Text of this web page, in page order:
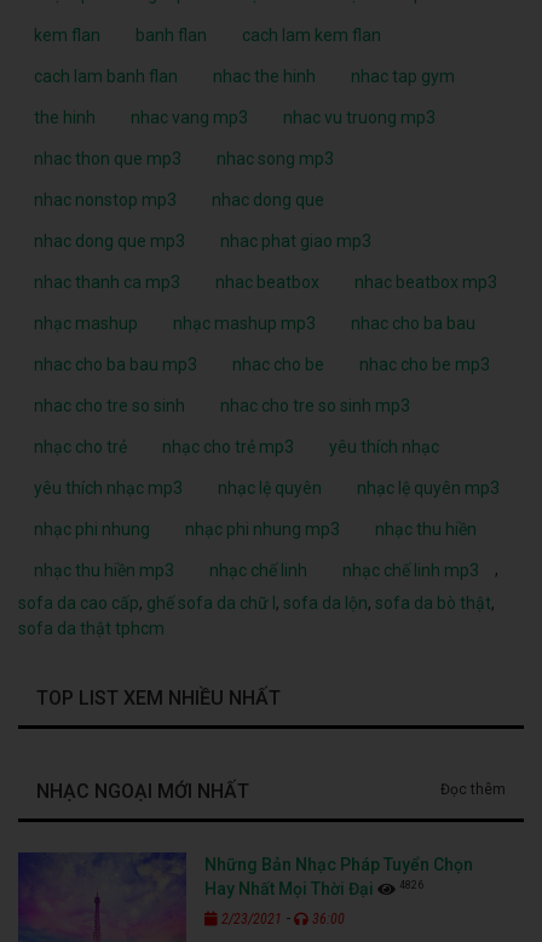
kem flan banh flan cach lam kem flan
cach lam banh flan nhac the hinh nhac tap gym
the hinh nhac vang mp3 nhac vu truong mp3
nhac thon que mp3 nhac song mp3
nhac nonstop mp3 nhac dong que
nhac dong que mp3 nhac phat giao mp3
nhac thanh ca mp3 nhac beatbox nhac beatbox mp3
nhạc mashup nhạc mashup mp3 nhac cho ba bau
nhac cho ba bau mp3 nhac cho be nhac cho be mp3
nhac cho tre so sinh nhac cho tre so sinh mp3
nhạc cho trẻ nhạc cho trẻ mp3 yêu thích nhạc
yêu thích nhạc mp3 nhạc lệ quyên nhạc lệ quyên mp3
nhạc phi nhung nhạc phi nhung mp3 nhạc thu hiền
nhạc thu hiền mp3 nhạc chế linh nhạc chế linh mp3
,
sofa da cao cấp, ghế sofa da chữ l , sofa da lộn, sofa da bò thật,
sofa da thật tphcm
TOP LIST XEM NHIỀU NHẤT
NHẠC NGOẠI MỚI NHẤT Đọc thêm
Những Bản Nhạc Pháp Tuyển Chọn
Hay Nhất Mọi Thời Đại
4826
2/23/2021 - 36:00